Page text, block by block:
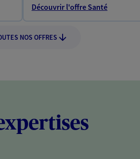
Découvrir l'offre Santé
NOS OFFRES